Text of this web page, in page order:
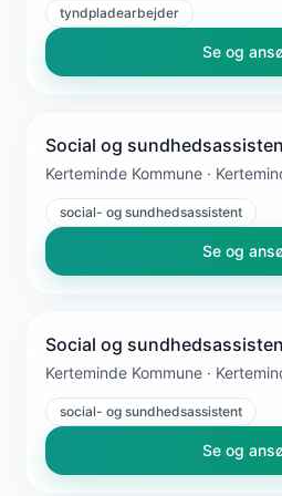
tyndpladearbejder
Se og
Social og
Kerteminde Kommune ·
social- og sundhedsassistent
Se og
Social og
Kerteminde Kommune ·
social- og sundhedsassistent
Se og